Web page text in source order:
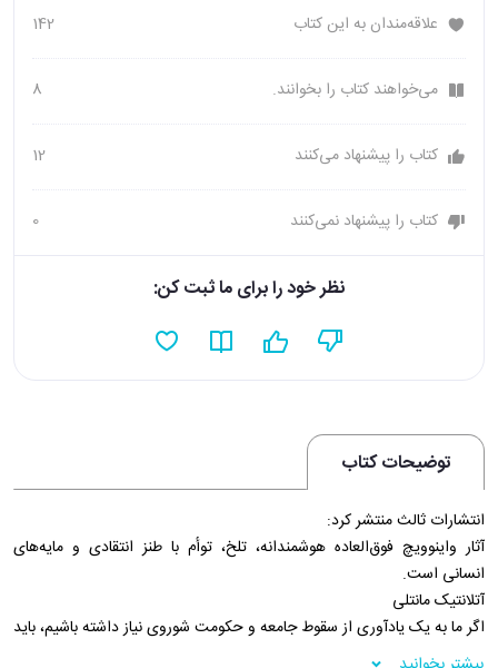
علاقه‌مندان به این کتاب 142
می‌خواهند کتاب را بخوانند. 8
کتاب را پیشنهاد می‌کنند 12
کتاب را پیشنهاد نمی‌کنند 0
نظر خود را برای ما ثبت کن:
توضیحات کتاب
انتشارات ثالث منتشر کرد:
آثار واینوویچ فوق‌العاده هوشمندانه، تلخ، توأم با طنز انتقادی و مایه‌های
انسانی است.
آتلانتیک مانتلی
اگر ما به یک یادآوری از سقوط جامعه و حکومت شوروی نیاز داشته باشیم، باید